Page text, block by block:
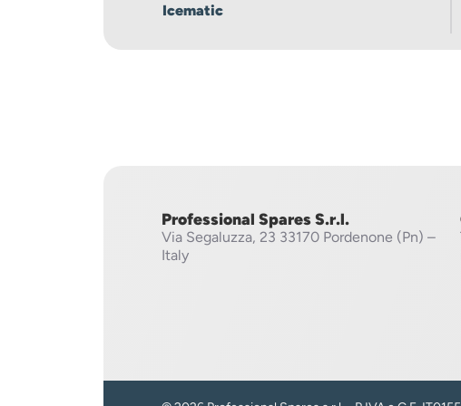
Icematic
Professional Spares S.r.l.
Via Segaluzza, 23 33170 Pordenone (Pn) –
Italy